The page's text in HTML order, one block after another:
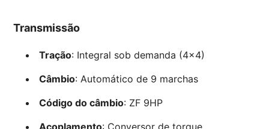
Transmissão
Tração: Integral sob demanda (4×4)
Câmbio: Automático de 9 marchas
Código do câmbio: ZF 9HP
Acoplamento: Conversor de torque